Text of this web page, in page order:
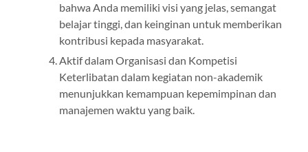
bahwa Anda memiliki visi yang jelas, semangat
belajar tinggi, dan keinginan untuk memberikan
kontribusi kepada masyarakat.
Aktif dalam Organisasi dan Kompetisi
Keterlibatan dalam kegiatan non-akademik
menunjukkan kemampuan kepemimpinan dan
manajemen waktu yang baik.